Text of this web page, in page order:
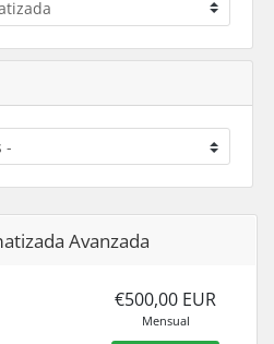
Avanzada
€500,00 EUR
Mensual